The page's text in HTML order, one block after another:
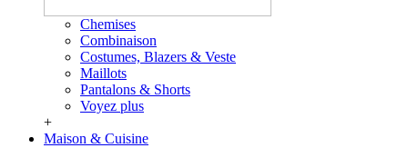
Chemises
Combinaison
Costumes, Blazers & Veste
Maillots
Pantalons & Shorts
Voyez plus
+
Maison & Cuisine